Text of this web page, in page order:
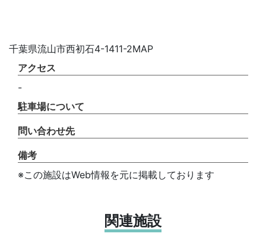
千葉県流山市西初石4-1411-2MAP
アクセス
-
駐車場について
問い合わせ先
備考
※この施設はWeb情報を元に掲載しております
関連施設